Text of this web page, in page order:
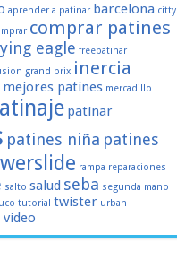
aprender a patinar barcelona citty
comprar patines
eagle freepatinar
grand prix inercia
mejores patines mercadillo
patinar
patines niña patines
rampa reparaciones
salto salud seba segunda mano
tutorial twister urban
video